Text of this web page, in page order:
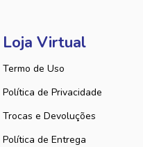
Loja Virtual
Termo de Uso
Política de Privacidade
Trocas e Devoluções
Política de Entrega